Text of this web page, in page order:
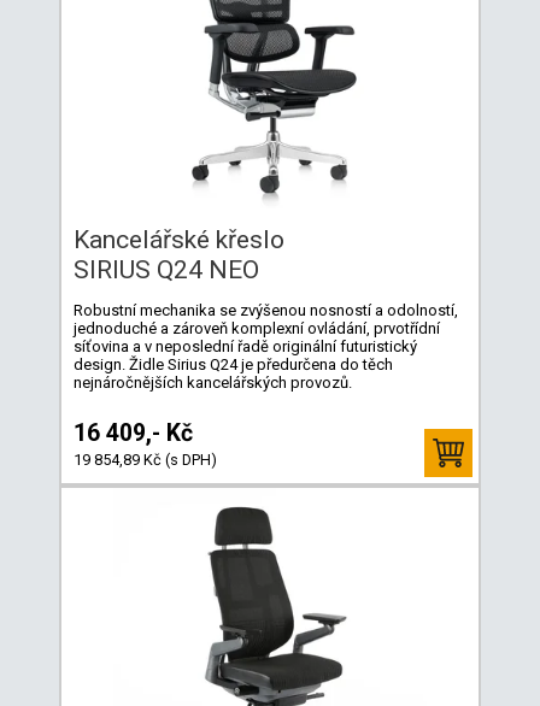
Kancelářské křeslo
SIRIUS Q24 NEO
Robustní mechanika se zvýšenou nosností a odolností,
jednoduché a zároveň komplexní ovládání, prvotřídní
síťovina a v neposlední řadě originální futuristický
design. Židle Sirius Q24 je předurčena do těch
nejnáročnějších kancelářských provozů.
16 409,- Kč
19 854,89 Kč (s DPH)